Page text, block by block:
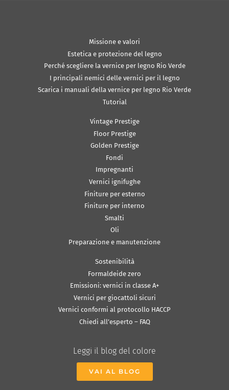
Missione e valori
Estetica e protezione del legno
Perché scegliere la vernice per legno Rio Verde
I principali nemici delle vernici per il legno
Scarica i manuali della vernice per legno Rio Verde
Tutorial
Vintage Prestige
Floor Prestige
Golden Prestige
Fondi
Impregnanti
Vernici ignifughe
Finiture per esterno
Finiture per interno
Smalti
Oli
Preparazione e manutenzione
Sostenibilità
Formaldeide zero
Emissioni: vernici in classe A+
Vernici per giocattoli sicuri
Vernici conformi al protocollo HACCP
Chiedi all’esperto – FAQ
Leggi il blog del colore
VAI AL BLOG